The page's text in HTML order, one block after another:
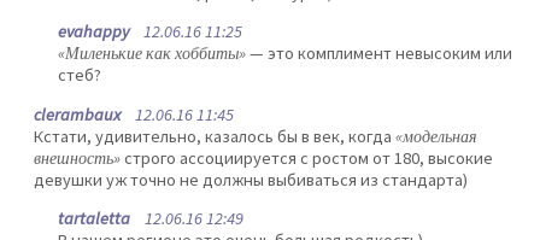
evahappy12.06.16 11:25
«Миленькие как хоббиты»— это комплимент невысоким или
стеб?
clerambaux12.06.16 11:45
Кстати, удивительно, казалось бы в век, когда «модельная
внешность»строго ассоциируется с ростом от 180, высокие
девушки уж точно не должны выбиваться из стандарта)
tartaletta 12.06.16 12:49